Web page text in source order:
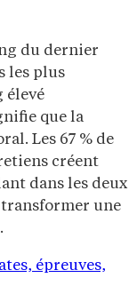
du dernier
les plus
élevé
que la
Les 67 % de
créent
dans les deux
une
épreuves,